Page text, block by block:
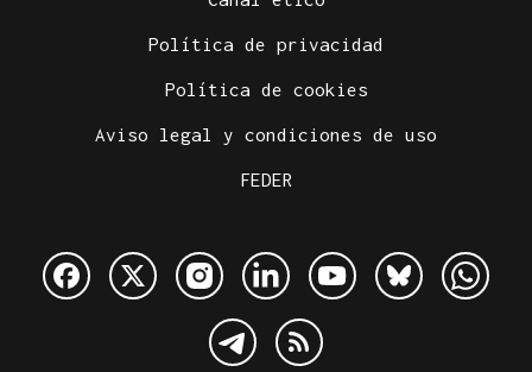
Política de privacidad
Política de cookies
Aviso legal y condiciones de uso
FEDER